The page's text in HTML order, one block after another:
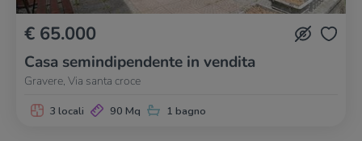
€ 65.000
Casa semindipendente in vendita
Gravere, Via santa croce
3 locali 90 Mq 1 bagno